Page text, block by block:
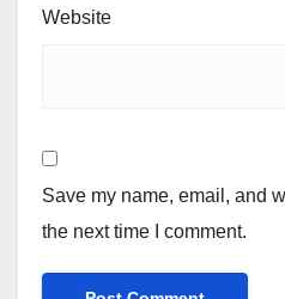
Website
Save my name, email, and
the next time I comment.